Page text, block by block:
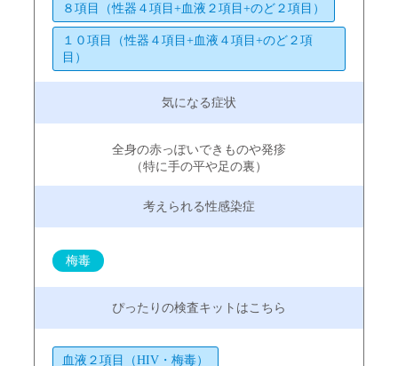
８項目（性器４項目+血液２項目+のど２項目）
１０項目（性器４項目+血液４項目+のど２項
目）
全身の赤っぽいできものや発疹
（特に手の平や足の裏）
梅毒
血液２項目（HIV・梅毒）